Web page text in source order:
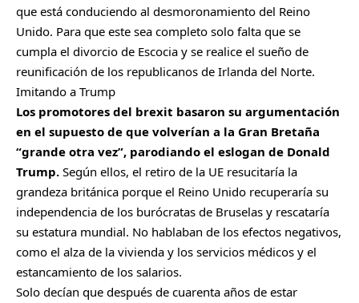
que está conduciendo al desmoronamiento del Reino
Unido. Para que este sea completo solo falta que se
cumpla el divorcio de Escocia y se realice el sueño de
reunificación de los republicanos de Irlanda del Norte.
Imitando a Trump
Los promotores del brexit basaron su argumentación
en el supuesto de que volverían a la Gran Bretaña
“grande otra vez”, parodiando el eslogan de Donald
Trump. Según ellos, el retiro de la UE resucitaría la
grandeza británica porque el Reino Unido recuperaría su
independencia de los burócratas de Bruselas y rescataría
su estatura mundial. No hablaban de los efectos negativos,
como el alza de la vivienda y los servicios médicos y el
estancamiento de los salarios.
Solo decían que después de cuarenta años de estar